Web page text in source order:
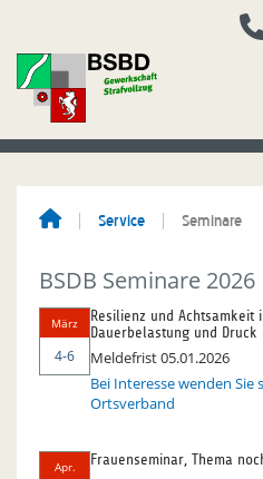
Service Seminare
BSDB Seminare 2026
März
4-6
Resilienz und
Dauerbelastung und Druck
Meldefrist 05.01.2026
Bei Interesse wenden Sie
Ortsverband
Apr. Frauenseminar, Thema